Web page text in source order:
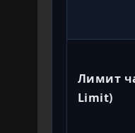
Лимит
Limit)